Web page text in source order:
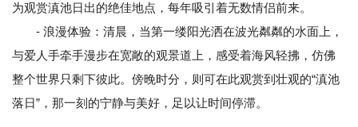
为观赏滇池日出的绝佳地点，每年吸引着无数情侣前来。
- 浪漫体验：清晨，当第一缕阳光洒在波光粼粼的水面上，
与爱人手牵手漫步在宽敞的观景道上，感受着海风轻拂，仿佛
整个世界只剩下彼此。傍晚时分，则可在此观赏到壮观的“滇池
落日”，那一刻的宁静与美好，足以让时间停滞。